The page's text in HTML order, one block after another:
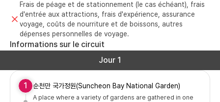
Frais de péage et de stationnement (le cas échéant), frais
d'entrée aux attractions, frais d'expérience, assurance
voyage, coûts de nourriture et de boissons, autres
dépenses personnelles de voyage.
Informations sur le circuit
Jour 1
1 순천만 국가정원(Suncheon Bay National Garden)
A place where a variety of gardens are gathered in one